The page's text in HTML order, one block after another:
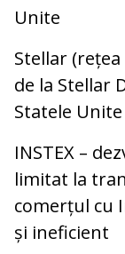
Unite
Stellar
de la Stellar
Statele Unite
INSTEX –
limitat la
comerțul cu
și ineficient